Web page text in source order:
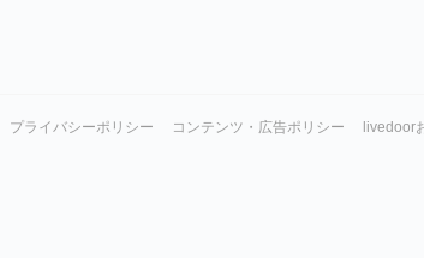
プライバシーポリシー コンテンツ・広告ポリシー livedoor